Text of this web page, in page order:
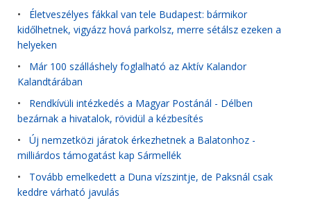
• Életveszélyes fákkal van tele Budapest: bármikor
kidőlhetnek, vigyázz hová parkolsz, merre sétálsz ezeken a
helyeken
• Már 100 szálláshely foglalható az Aktív Kalandor
Kalandtárában
• Rendkívüli intézkedés a Magyar Postánál - Délben
bezárnak a hivatalok, rövidül a kézbesítés
• Új nemzetközi járatok érkezhetnek a Balatonhoz -
milliárdos támogatást kap Sármellék
• Tovább emelkedett a Duna vízszintje, de Paksnál csak
keddre várható javulás